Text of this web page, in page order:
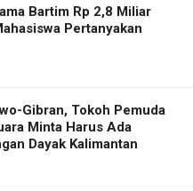
Bartim Rp 2,8 Miliar
Pertanyakan
Gibran, Tokoh Pemuda
Minta Harus Ada
Dayak Kalimantan